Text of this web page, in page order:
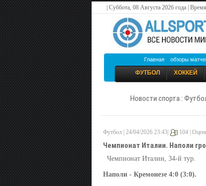
| Суббота, 08 Августа 2026 года |
Главная обзоры
ФУТБОЛ ХОККЕЙ
Новости спорта :
Футбол | 24/04/2026 23:43| 104 |
Чемпионат Италии. Наполи
Чемпионат Италии, 34-й тур.
Наполи - Кремонезе 4:0 (3:0).